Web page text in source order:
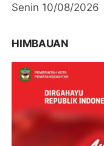
Senin 10/08/2026
HIMBAUAN